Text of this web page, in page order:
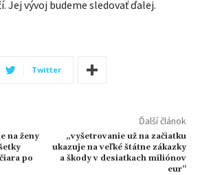
Jej vývoj budeme sledovať ďalej.
Twitter
na ženy
po
Ďalší článok
„vyšetrovanie už na začiatku
ukazuje na veľké štátne zákazky
a škody v desiatkach miliónov
eur“